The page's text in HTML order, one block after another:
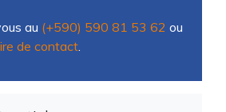
au (+590) 590 81 53 62 ou
de contact.